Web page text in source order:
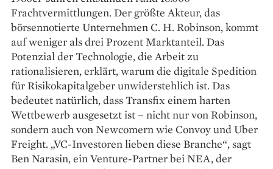
Frachtvermittlungen. Der größte Akteur, das
börsennotierte Unternehmen C. H. Robinson, kommt
auf weniger als drei Prozent Marktanteil. Das
Potenzial der Technologie, die Arbeit zu
rationalisieren, erklärt, warum die digitale Spedition
für Risikokapitalgeber unwiderstehlich ist. Das
bedeutet natürlich, dass Transfix einem harten
Wettbewerb ausgesetzt ist – nicht nur von Robinson,
sondern auch von Newcomern wie Convoy und Uber
Freight. „VC-Investoren lieben diese Branche“, sagt
Ben Narasin, ein Venture-Partner bei NEA, der